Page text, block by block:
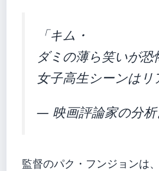
「キム・
ダミの薄ら笑いが恐
女子高生シーンはリ
— 映画評論家の分析
監督のパク・フンジョンは、